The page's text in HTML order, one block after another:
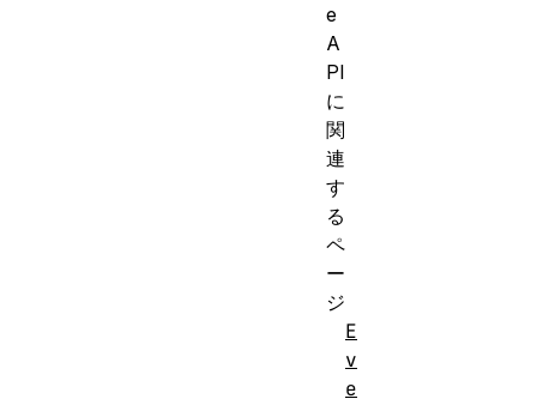
e
A
PI
に
関
連
す
る
ペ
ー
ジ
E
v
e